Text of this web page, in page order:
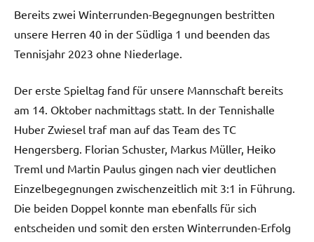
Bereits zwei Winterrunden-Begegnungen bestritten
unsere Herren 40 in der Südliga 1 und beenden das
Tennisjahr 2023 ohne Niederlage.
Der erste Spieltag fand für unsere Mannschaft bereits
am 14. Oktober nachmittags statt. In der Tennishalle
Huber Zwiesel traf man auf das Team des TC
Hengersberg. Florian Schuster, Markus Müller, Heiko
Treml und Martin Paulus gingen nach vier deutlichen
Einzelbegegnungen zwischenzeitlich mit 3:1 in Führung.
Die beiden Doppel konnte man ebenfalls für sich
entscheiden und somit den ersten Winterrunden-Erfolg